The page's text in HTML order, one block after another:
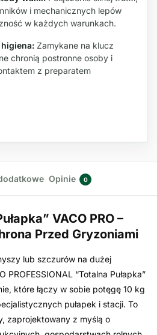
i mechanicznych lepów
w każdych warunkach.
Zamykane na klucz
chronią postronne osoby i
z preparatem
Opinie 0
VACO PRO –
Przed Gryzoniami
lub szczurów na dużej
PROFESSIONAL “Totalna Pułapka”
które łączy w sobie potęgę 10 kg
pułapek i stacji. To
zaprojektowany z myślą o